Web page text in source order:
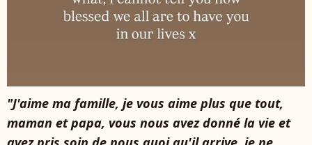
"J'aime ma famille, je vous aime plus que tout,
maman et papa, vous nous avez donné la vie et